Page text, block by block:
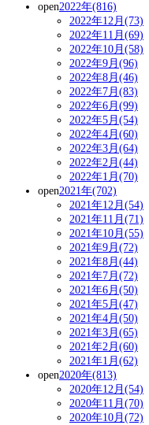
open2022年(816)
2022年12月(73)
2022年11月(69)
2022年10月(58)
2022年9月(96)
2022年8月(46)
2022年7月(83)
2022年6月(99)
2022年5月(54)
2022年4月(60)
2022年3月(64)
2022年2月(44)
2022年1月(70)
open2021年(702)
2021年12月(54)
2021年11月(71)
2021年10月(55)
2021年9月(72)
2021年8月(44)
2021年7月(72)
2021年6月(50)
2021年5月(47)
2021年4月(50)
2021年3月(65)
2021年2月(60)
2021年1月(62)
open2020年(813)
2020年12月(54)
2020年11月(70)
2020年10月(72)